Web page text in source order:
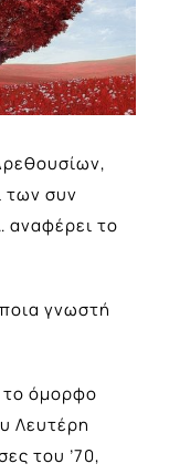
των συν
αναφέρει το
γνωστή
το όμορφο
Λευτέρη
του ’70,